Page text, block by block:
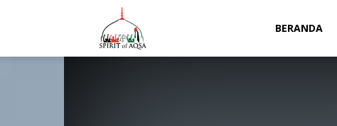
BERANDA